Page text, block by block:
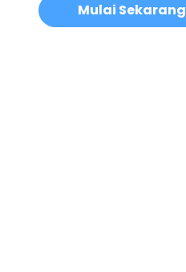
Mulai Sekarang